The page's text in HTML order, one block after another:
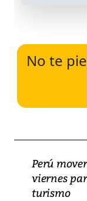
No te
Perú
viernes
turismo